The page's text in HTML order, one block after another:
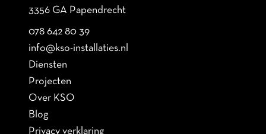
3356 GA Papendrecht
078 642 80 39
info@kso-installaties.nl
Diensten
Projecten
Over KSO
Blog
Privacy verklaring